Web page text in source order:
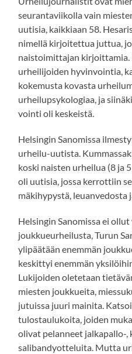
seurantaviikolla vain
uutisia, kaikkiaan 58.
nimellä kirjoitettua juttua,
naistoimittajan
urheilijoiden hyvinvointia,
kokemusta kovasta
urheilupsykologiaa, ja
vointi oli keskeistä.
Helsingin Sanomissa
urheilu-uutista.
koski naisten urheilua (8 ja
oli uutisia, jossa kerrottiin
mäkihypystä, leuanvedosta
Helsingin Sanomissa ei
joukkueurheilusta, Turun
ylipäätään enemmän
keskittyi enemmän
Lukijoiden oletetaan
miesten joukkueita,
jutuissa juuri mainita.
tulostaulukoita, joiden
olivat pelanneet jalkapallo-,
salibandyotteluita. Mutta